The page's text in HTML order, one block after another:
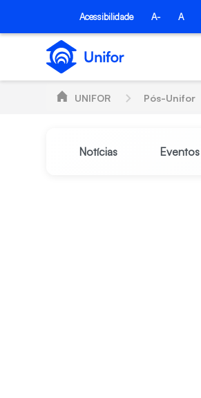
Pular para o Conteúdo principal
Acessibilidade A- A
UNIFOR Pós-Unifor
Notícias Eventos